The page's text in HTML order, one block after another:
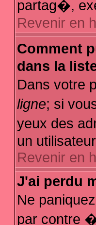
partag�,
Revenir en
Comment
dans la
Dans votre
ligne; si
yeux des
un
Revenir en
J'ai perdu
Ne
par contre